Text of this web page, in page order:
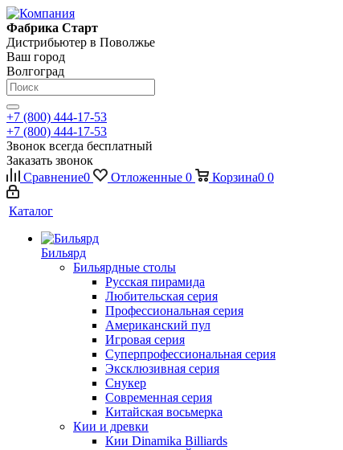
Фабрика Старт
Дистрибьютер в Поволжье
Ваш город
Волгоград
+7 (800) 444-17-53
+7 (800) 444-17-53
Звонок всегда бесплатный
Заказать звонок
Сравнение0 Отложенные 0 Корзина0 0
Каталог
Бильярд
Бильярдные столы
Русская пирамида
Любительская серия
Профессиональная серия
Американский пул
Игровая серия
Суперпрофессиональная серия
Эксклюзивная серия
Снукер
Современная серия
Китайская восьмерка
Кии и древки
Кии Dinamika Billiards